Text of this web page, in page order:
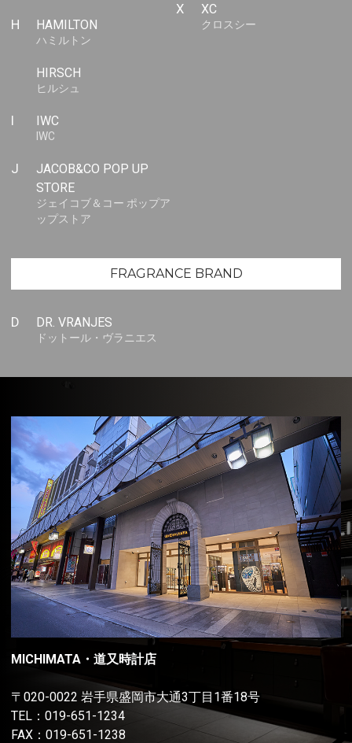
H HAMILTON
ハミルトン
HIRSCH
ヒルシュ
IWC
IWC
J
JACOB&CO POP UP
STORE
ジェイコブ＆コー ポップア
ップストア
X XC
クロスシー
FRAGRANCE BRAND
D DR. VRANJES
ドットール・ヴラニエス
MICHIMATA・道又時計店
〒020-0022 岩手県盛岡市大通3丁目1番18号
TEL： 019-651-1234
FAX：019-651-1238